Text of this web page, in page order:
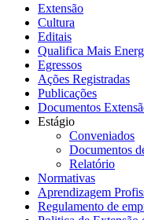
Extensão
Cultura
Editais
Qualifica Mais
Egressos
Ações Registradas
Publicações
Documentos
Estágio
Conveniados
Documentos
Relatório
Normativas
Aprendizagem
Regulamento de